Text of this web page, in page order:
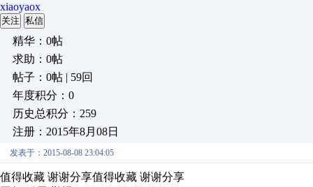
xiaoyaox
关注 私信
精华：0帖
求助：0帖
帖子：0帖 | 59回
年度积分：0
历史总积分：259
注册：2015年8月08日
发表于：2015-08-08 23:04:05
值得收藏 谢谢分享值得收藏 谢谢分享